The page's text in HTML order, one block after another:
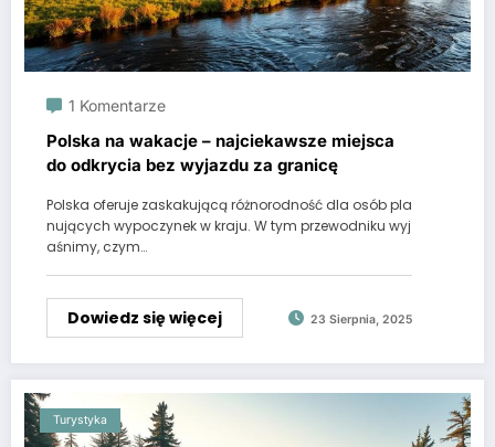
1 Komentarze
Polska na wakacje – najciekawsze miejsca
do odkrycia bez wyjazdu za granicę
Polska oferuje zaskakującą różnorodność dla osób pla
nujących wypoczynek w kraju. W tym przewodniku wyj
aśnimy, czym…
Dowiedz się więcej 23 Sierpnia, 2025
Turystyka